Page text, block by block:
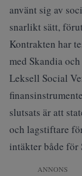
använt sig av
snarlikt sätt,
Kontrakten har
med Skandia
Leksell Social
slutsats är att
och lagstiftare
intäkter både
ANNONS